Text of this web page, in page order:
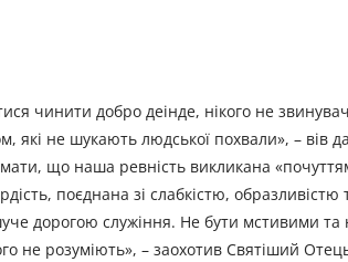
чинити добро деінде, нікого не
не шукають людської похвали», – вів
що наша ревність викликана
поєднана зі слабкістю, образливістю
дорогою служіння. Не бути мстивими
не розуміють», – заохотив Святіший